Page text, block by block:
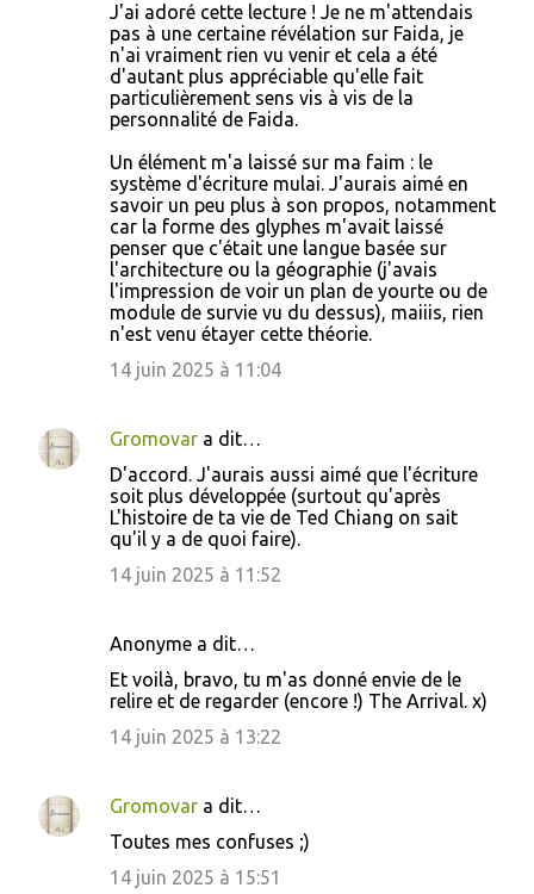
J'ai adoré cette lecture ! Je ne m'attendais
pas à une certaine révélation sur Faida, je
n'ai vraiment rien vu venir et cela a été
d'autant plus appréciable qu'elle fait
particulièrement sens vis à vis de la
personnalité de Faida.
Un élément m'a laissé sur ma faim : le
système d'écriture mulai. J'aurais aimé en
savoir un peu plus à son propos, notamment
car la forme des glyphes m'avait laissé
penser que c'était une langue basée sur
l'architecture ou la géographie (j'avais
l'impression de voir un plan de yourte ou de
module de survie vu du dessus), maiiis, rien
n'est venu étayer cette théorie.
14 juin 2025 à 11:04
Gromovar a dit…
D'accord. J'aurais aussi aimé que l'écriture
soit plus développée (surtout qu'après
L'histoire de ta vie de Ted Chiang on sait
qu'il y a de quoi faire).
14 juin 2025 à 11:52
Anonyme a dit…
Et voilà, bravo, tu m'as donné envie de le
relire et de regarder (encore !) The Arrival. x)
14 juin 2025 à 13:22
Gromovar a dit…
Toutes mes confuses ;)
14 juin 2025 à 15:51